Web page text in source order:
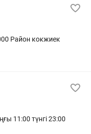
График сутки через сутки Оплата 20000 Район кокжиек